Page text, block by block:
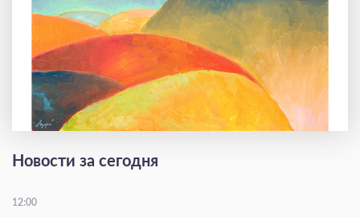
Новости за сегодня
12:00